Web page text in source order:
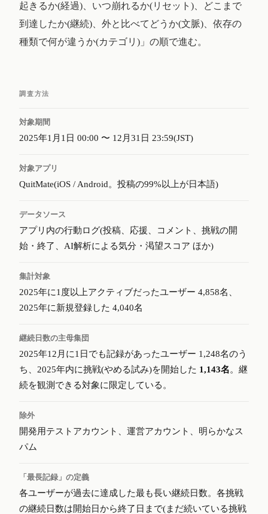
起きるか(経過)、いつ崩れるか(リセット)、どこまで
到達したか(継続)、外と比べてどうか(文脈)、依存の
種類で何が違うか(カテゴリ)」の順で進む。
調査方法
対象期間
2025年1月1日 00:00 〜 12月31日 23:59(JST)
対象アプリ
QuitMate(iOS / Android。投稿の99%以上が日本語)
データソース
アプリ内の行動ログ(投稿、応援、コメント、挑戦の開
始・終了、AI解析による気分・渇望スコア ほか)
集計対象
2025年に1度以上アクティブだったユーザー 4,858名、
2025年に新規登録した 4,040名
継続日数の主母集団
2025年12月に1日でも記録があったユーザー 1,248名のう
ち、2025年内に挑戦(やめる試み)を開始した 1,143名。継
続を観測できる対象に限定している。
除外
開発用テストアカウント、運営アカウント、明らかなス
パム
「最長記録」の定義
各ユーザーが過去に達成した最も長い継続日数。各挑戦
の継続日数は開始日から終了日まで(まだ続いている挑戦